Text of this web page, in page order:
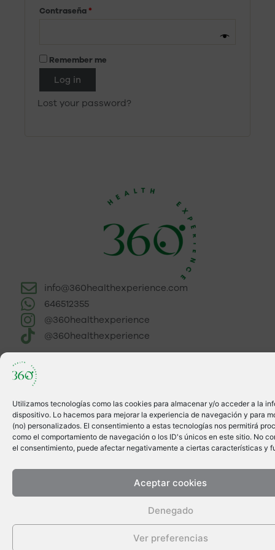
Utilizamos tecnologías como las cookies para almacenar y/o acceder a la
dispositivo. Lo hacemos para mejorar la experiencia de navegación y para
(no) personalizados. El consentimiento a estas tecnologías nos permitirá
como el comportamiento de navegación o los ID's únicos en este sitio. No
el consentimiento, puede afectar negativamente a ciertas características y
Aceptar cookies
Denegado
Ver preferencias
Contraseña *
Remember me
Log in
Lost your password?
info@360healthexperience.com
646512355
@360healthexperience
@360healthexperience